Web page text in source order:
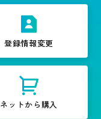
登録情報変更
ネットから購入